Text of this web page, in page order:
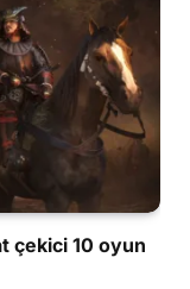
çekici 10 oyun